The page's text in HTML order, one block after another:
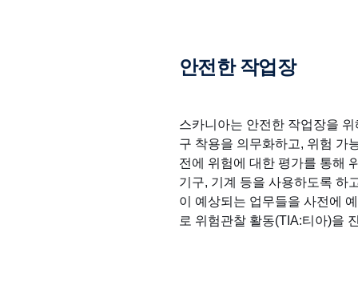
안전한 작업장
스카니아는 안전한 작업장을
구 착용을 의무화하고, 위험 가
전에 위험에 대한 평가를 통해
기구, 기계 등을 사용하도록 하
이 예상되는 업무들을 사전에
로 위험관찰 활동(TIA:티아)을